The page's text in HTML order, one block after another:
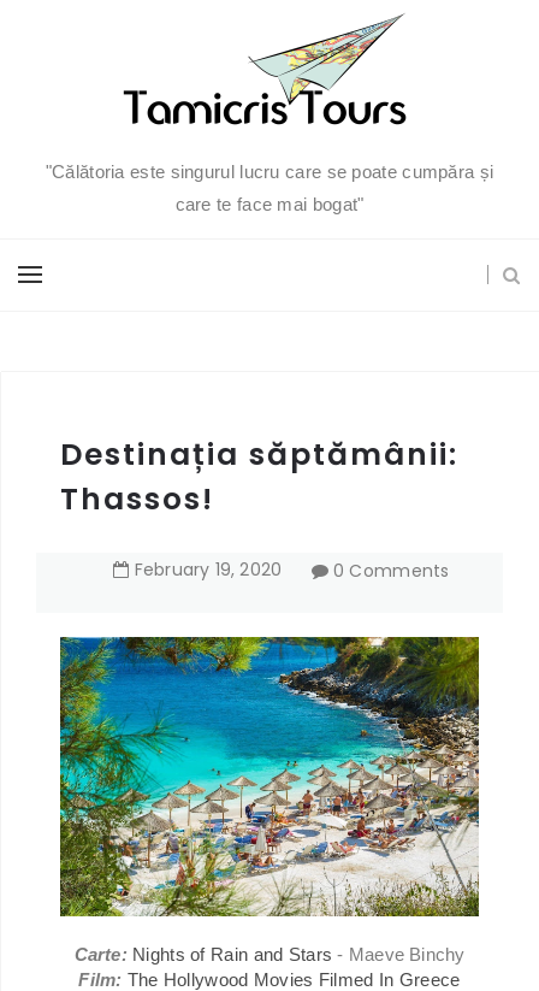
"Călătoria este singurul lucru care se poate cumpăra și
care te face mai bogat"
Destinația săptămânii:
Thassos!
February 19,2020 0 Comments
Carte: Nights of Rain and Stars - Maeve Binchy
Film: The Hollywood Movies Filmed In Greece